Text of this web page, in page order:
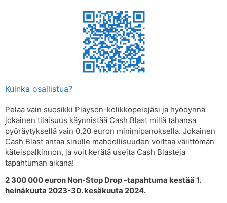
Kuinka osallistua?
Pelaa vain suosikki Playson-kolikkopelejäsi ja hyödynnä
jokainen tilaisuus käynnistää Cash Blast millä tahansa
pyöräytyksellä vain 0,20 euron minimipanoksella. Jokainen
Cash Blast antaa sinulle mahdollisuuden voittaa välittömän
käteispalkinnon, ja voit kerätä useita Cash Blasteja
tapahtuman aikana!
2 300 000 euron Non-Stop Drop -tapahtuma kestää 1.
heinäkuuta 2023-30. kesäkuuta 2024.